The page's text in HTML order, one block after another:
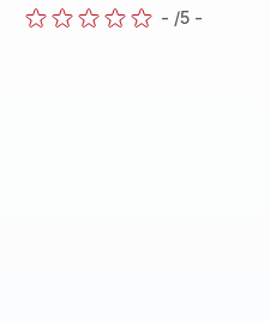
- /5 -